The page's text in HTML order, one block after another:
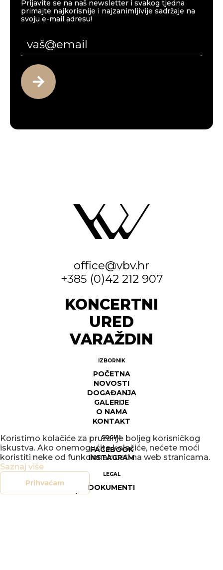
Prijavite se na naš newsletter i svakog tjedna
primajte najkorisnije i najzanimljivije sadržaje na
svoju e-mail adresu!
office@vbv.hr
+385 (0)42 212 907
KONCERTNI
URED
VARAŽDIN
IZBORNIK
POČETNA
NOVOSTI
DOGAĐANJA
GALERIJE
O NAMA
KONTAKT
SOCIAL
FACEBOOK
INSTAGRAM
LEGAL
DOKUMENTI
OPĆI UVJETI POSLOVANJA
Koristimo kolačiće za pružanje boljeg korisničkog
iskustva. Ako onemogućite kolačiće, nećete moći
koristiti neke od funkcionalnosti na web stranicama.
Saznaj više
Prihvaćam